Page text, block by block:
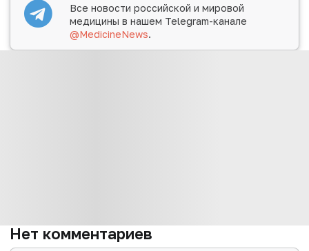
Все новости российской и мировой
медицины в нашем Telegram-канале
@MedicineNews.
Нет комментариев